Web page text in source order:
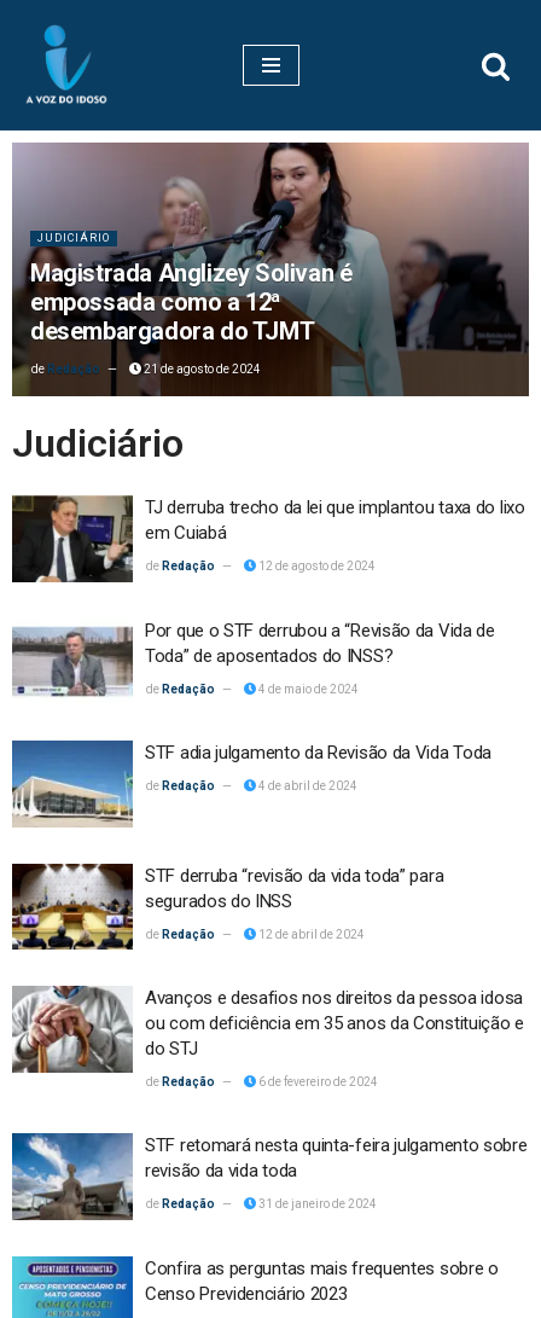
Pular
para
JUDICIÁRIO
Magistrada Anglizey Solivan é
empossada como a 12ª
desembargadora do TJMT
Redação 21 de agosto de 2024
Judiciário
TJ derruba trecho da lei que implantou taxa do lixo
em Cuiabá
Redação 12 de agosto de 2024
Por que o STF derrubou a “Revisão da Vida de
Toda” de aposentados do INSS?
Redação 4 de maio de 2024
STF adia julgamento da Revisão da Vida Toda
Redação 4 de abril de 2024
STF derruba “revisão da vida toda” para
segurados do INSS
Redação 12 de abril de 2024
Avanços e desafios nos direitos da pessoa idosa
ou com deficiência em 35 anos da Constituição e
do STJ
Redação 6 de fevereiro de 2024
STF retomará nesta quinta-feira julgamento sobre
revisão da vida toda
Redação 31 de janeiro de 2024
Confira as perguntas mais frequentes sobre o
Censo Previdenciário 2023